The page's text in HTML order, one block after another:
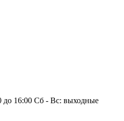
16:00 Сб - Вс: выходные